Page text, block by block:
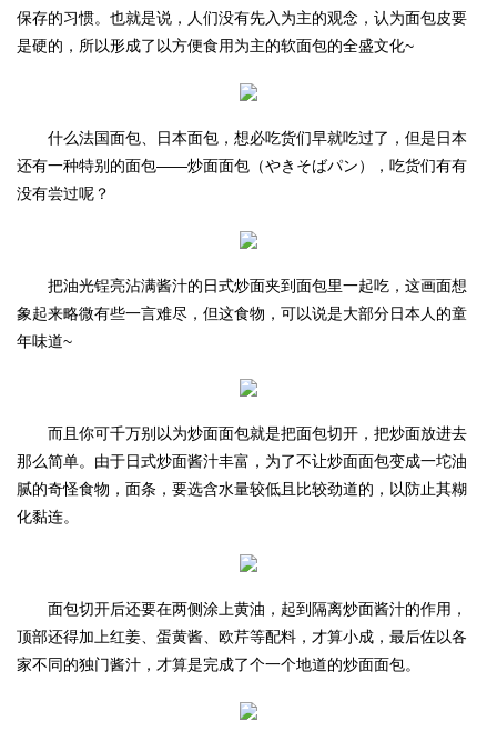
保存的习惯。也就是说，人们没有先入为主的观念，认为面包皮要
是硬的，所以形成了以方便食用为主的软面包的全盛文化~
什么法国面包、日本面包，想必吃货们早就吃过了，但是日本
还有一种特别的面包——炒面面包（やきそばパン），吃货们有有
没有尝过呢？
把油光锃亮沾满酱汁的日式炒面夹到面包里一起吃，这画面想
象起来略微有些一言难尽，但这食物，可以说是大部分日本人的童
年味道~
而且你可千万别以为炒面面包就是把面包切开，把炒面放进去
那么简单。由于日式炒面酱汁丰富，为了不让炒面面包变成一坨油
腻的奇怪食物，面条，要选含水量较低且比较劲道的，以防止其糊
化黏连。
面包切开后还要在两侧涂上黄油，起到隔离炒面酱汁的作用，
顶部还得加上红姜、蛋黄酱、欧芹等配料，才算小成，最后佐以各
家不同的独门酱汁，才算是完成了个一个地道的炒面面包。